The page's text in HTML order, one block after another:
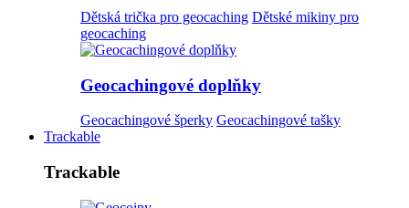
Dětská trička pro geocaching Dětské mikiny pro
geocaching
Geocachingové doplňky
Geocachingové šperky Geocachingové tašky
Trackable
Trackable